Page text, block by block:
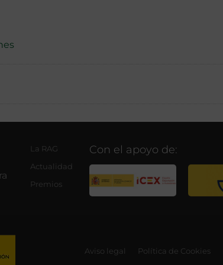
La RAG
Actualidad
Premios
Con el apoyo de:
Aviso legal Política de Cookies